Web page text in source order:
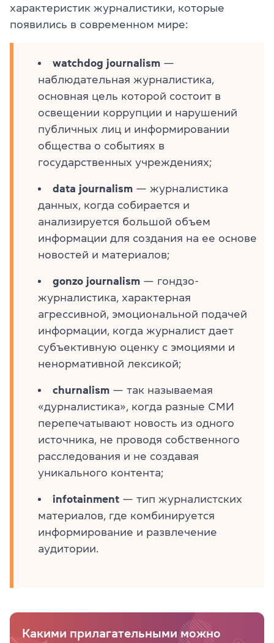
характеристик журналистики, которые
появились в современном мире:
watchdog journalism —
наблюдательная журналистика,
основная цель которой состоит в
освещении коррупции и нарушений
публичных лиц и информировании
общества о событиях в
государственных учреждениях;
data journalism — журналистика
данных, когда собирается и
анализируется большой объем
информации для создания на ее основе
новостей и материалов;
gonzo journalism — гондзо-
журналистика, характерная
агрессивной, эмоциональной подачей
информации, когда журналист дает
субъективную оценку с эмоциями и
ненормативной лексикой;
churnalism — так называемая
«дурналистика», когда разные СМИ
перепечатывают новость из одного
источника, не проводя собственного
расследования и не создавая
уникального контента;
infotainment — тип журналистских
материалов, где комбинируется
информирование и развлечение
аудитории.
Какими прилагательными можно